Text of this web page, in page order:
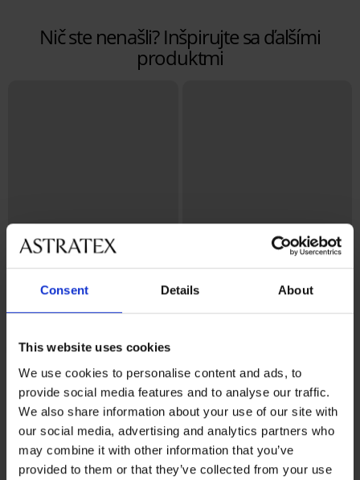
Consent Details About
This website uses cookies
We use cookies to personalise content and ads, to
provide social media features and to analyse our traffic.
We also share information about your use of our site with
our social media, advertising and analytics partners who
may combine it with other information that you’ve
provided to them or that they’ve collected from your use
Nič ste nenašli? Inšpirujte sa ďalšími
produktmi
4,9
Podprsenka Simplicity T-Shirt
Bra vystužená
20,99 €
Podprsenka Maia 4D Soft
Control Deluxe vystužená
41,99 €
33,59 €
kód: BRA20